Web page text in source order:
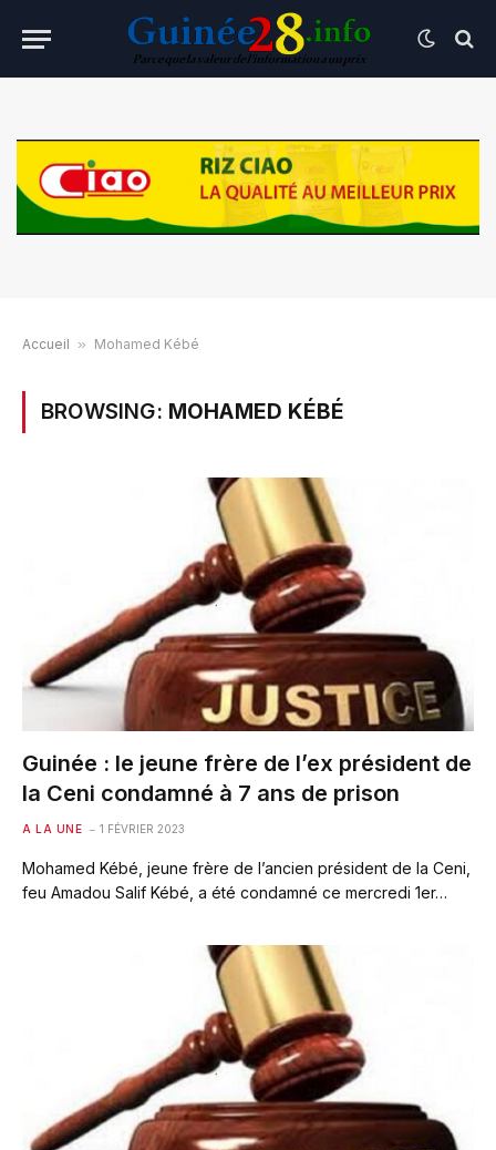
Accueil » Mohamed Kébé
BROWSING: MOHAMED KÉBÉ
Guinée : le jeune frère de l’ex président de
la Ceni condamné à 7 ans de prison
A LA UNE 1 FÉVRIER 2023
Mohamed Kébé, jeune frère de l’ancien président de la Ceni,
feu Amadou Salif Kébé, a été condamné ce mercredi 1er…